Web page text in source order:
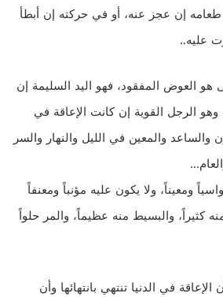
إن عجز عنه، أو في حركته إن أبطأ
عليه..
هو العوض المفقود، فهو اليد السليمة إن
وهو الرجل القوية إن كانت الإعاقة في
والساعد والمعين في الليل والنهار والسر
ومعيناً، ولا يكون عليه مؤنباً ومعنفاً
كثيراً، والبسيط منه عظيماً، والمر حلواً
في الدنيا تنتهي بانتهائها وأن